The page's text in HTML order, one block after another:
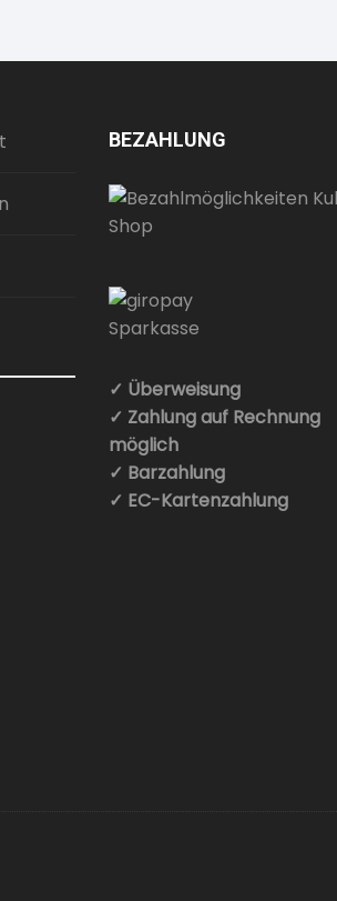
BEZAHLUNG
✓ Überweisung
✓ Zahlung auf Rechnung
möglich
✓ Barzahlung
✓ EC-Kartenzahlung